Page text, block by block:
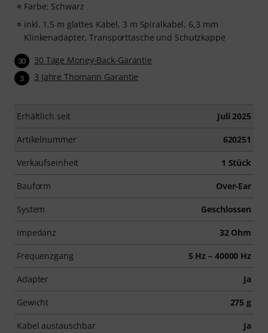
Farbe: Schwarz
inkl. 1,5 m glattes Kabel, 3 m Spiralkabel, 6,3 mm
Klinkenadapter, Transporttasche und Schutzkappe
30 30 Tage Money-Back-Garantie
3 3 Jahre Thomann Garantie
Erhältlich seit Juli 2025
Artikelnummer 620251
Verkaufseinheit 1 Stück
Bauform Over-Ear
System Geschlossen
Impedanz 32 Ohm
Frequenzgang 5 Hz – 40000 Hz
Adapter Ja
Gewicht 275 g
Kabel austauschbar Ja